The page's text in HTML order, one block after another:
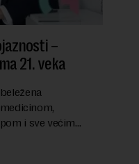
–
21. veka
i sve većim